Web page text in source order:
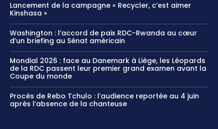
Lancement de la campagne « Recycler, c’est aimer
Kinshasa »
Washington : l’accord de paix RDC-Rwanda au cœur
d’un briefing au Sénat américain
Mondial 2026 : face au Danemark à Liège, les Léopards
de la RDC passent leur premier grand examen avant la
Coupe du monde
Procès de Rebo Tchulo : l’audience reportée au 4 juin
après l’absence de la chanteuse